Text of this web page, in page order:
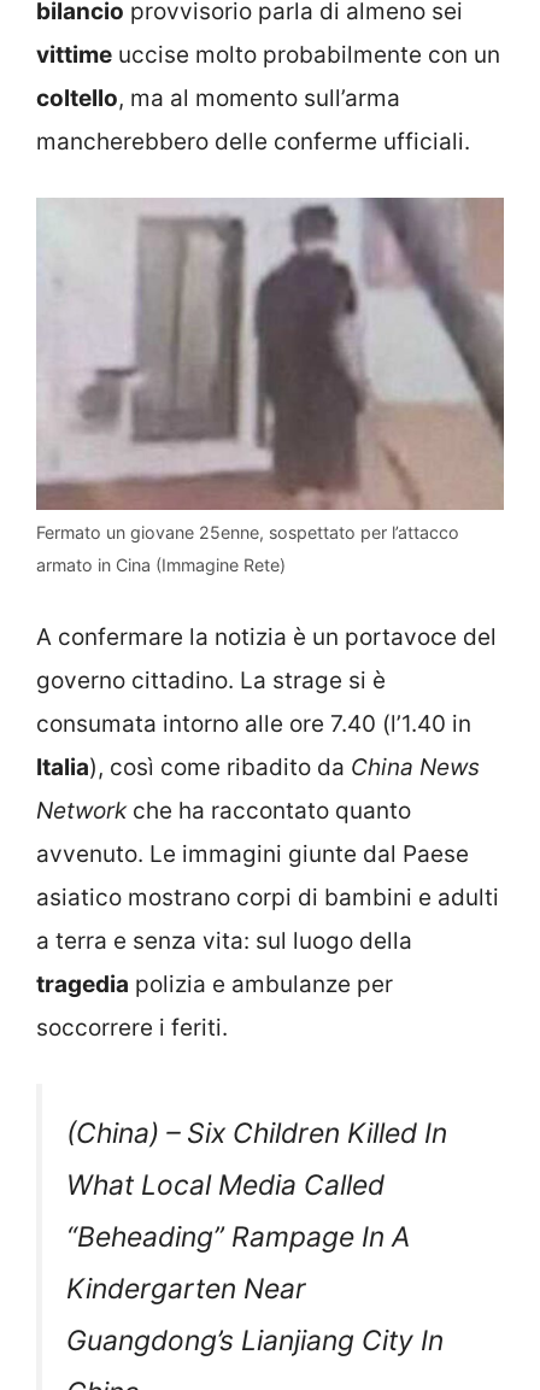
bilancio provvisorio parla di almeno sei
vittime uccise molto probabilmente con un
coltello, ma al momento sull’arma
mancherebbero delle conferme ufficiali.
Fermato un giovane 25enne, sospettato per l’attacco
armato in Cina (Immagine Rete)
A confermare la notizia è un portavoce del
governo cittadino. La strage si è
consumata intorno alle ore 7.40 (l’1.40 in
Italia), così come ribadito da China News
Networkche ha raccontato quanto
avvenuto. Le immagini giunte dal Paese
asiatico mostrano corpi di bambini e adulti
a terra e senza vita: sul luogo della
tragedia polizia e ambulanze per
soccorrere i feriti.
(China) – Six Children Killed In
What Local Media Called
“Beheading” Rampage In A
Kindergarten Near
Guangdong’s Lianjiang City In